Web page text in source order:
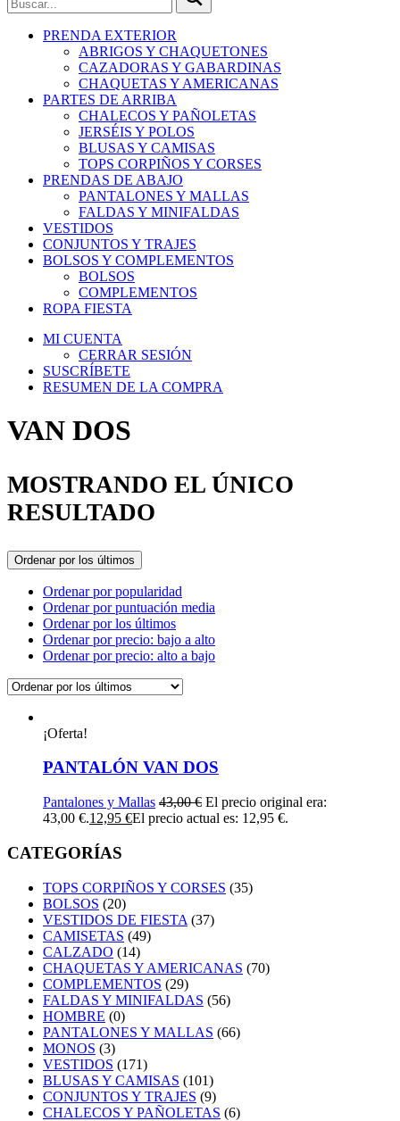
PRENDA EXTERIOR
ABRIGOS Y CHAQUETONES
CAZADORAS Y GABARDINAS
CHAQUETAS Y AMERICANAS
PARTES DE ARRIBA
CHALECOS Y PAÑOLETAS
JERSÉIS Y POLOS
BLUSAS Y CAMISAS
TOPS CORPIÑOS Y CORSES
PRENDAS DE ABAJO
PANTALONES Y MALLAS
FALDAS Y MINIFALDAS
VESTIDOS
CONJUNTOS Y TRAJES
BOLSOS Y COMPLEMENTOS
BOLSOS
COMPLEMENTOS
ROPA FIESTA
MI CUENTA
CERRAR SESIÓN
SUSCRÍBETE
RESUMEN DE LA COMPRA
VAN DOS
MOSTRANDO EL ÚNICO
RESULTADO
Ordenar por los últimos
Ordenar por popularidad
Ordenar por puntuación media
Ordenar por los últimos
Ordenar por precio: bajo a alto
Ordenar por precio: alto a bajo
¡Oferta!
PANTALÓN VAN DOS
Pantalones y Mallas 43,00€ El precio original era:
43,00 €.12,95 €El precio actual es: 12,95 €.
CATEGORÍAS
TOPS CORPIÑOS Y CORSES (35)
BOLSOS (20)
VESTIDOS DE FIESTA (37)
CAMISETAS (49)
CALZADO (14)
CHAQUETAS Y AMERICANAS (70)
COMPLEMENTOS (29)
FALDAS Y MINIFALDAS (56)
HOMBRE (0)
PANTALONES Y MALLAS (66)
MONOS (3)
VESTIDOS (171)
BLUSAS Y CAMISAS (101)
CONJUNTOS Y TRAJES (9)
CHALECOS Y PAÑOLETAS (6)